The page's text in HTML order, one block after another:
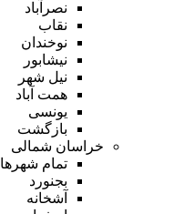
نصرآباد
نقاب
نوخندان
نیشابور
نیل شهر
همت آباد
یونسی
بازگشت
خراسان شمالی
تمام شهر‌ها
بجنورد
آشخانه